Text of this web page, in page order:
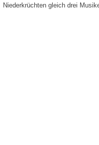
Niederkrüchten gleich drei